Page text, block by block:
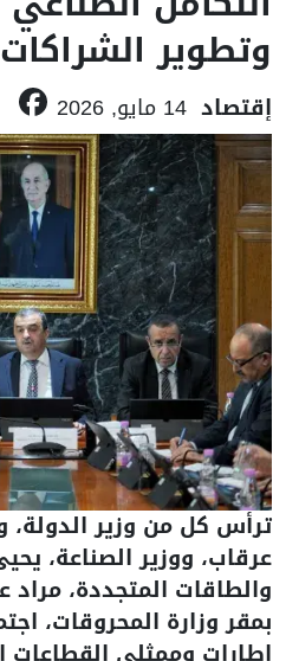
وتطوير الشراكات
إقتصاد 14 مايو, 2026
ترأس كل من وزير الدولة،
عرقاب، ووزير الصناعة،
والطاقات المتجددة، مراد
بمقر وزارة المحروقات،